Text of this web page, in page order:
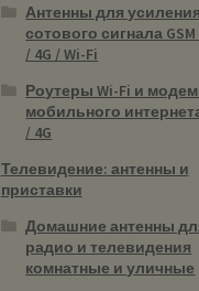
Антенны для усиления
сотового сигнала GSM
/ 4G / Wi-Fi
Роутеры Wi-Fi и
мобильного
/ 4G
Телевидение: антенны и
приставки
Домашние антенны
радио и телевидения
комнатные и уличные